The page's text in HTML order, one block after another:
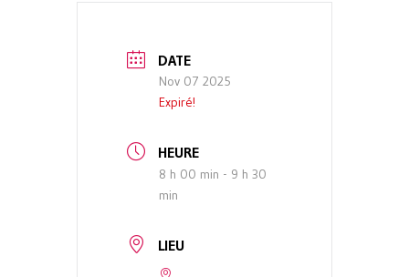
DATE
Nov 07 2025
Expiré!
HEURE
8 h 00 min - 9 h 30
min
LIEU